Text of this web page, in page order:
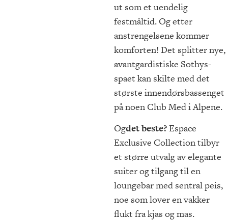
ut som et uendelig
festmåltid. Og etter
anstrengelsene kommer
komforten! Det splitter nye,
avantgardistiske Sothys-
spaet kan skilte med det
største innendørsbassenget
på noen Club Med i Alpene.
Ogdet beste?Espace
Exclusive Collection tilbyr
et større utvalg av elegante
suiter og tilgang til en
loungebar med sentral peis,
noe som lover en vakker
flukt fra kjas og mas.